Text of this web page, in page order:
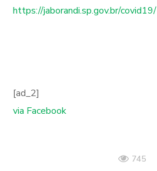
https://jaborandi.sp.gov.br/covid19/
[ad_2]
via Facebook
745